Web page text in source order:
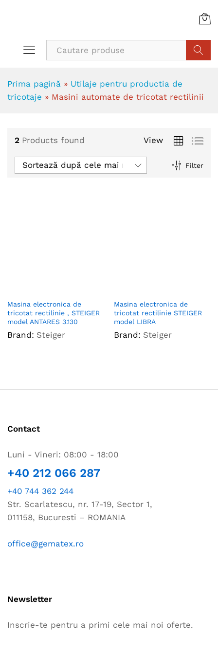
Prima pagină » Utilaje pentru productia de
tricotaje » Masini automate de tricotat rectilinii
2 Products found View
Filter
Sortează după cele mai recente
Masina electronica de
tricotat rectilinie , STEIGER
model ANTARES 3.130
Brand: Steiger
Masina electronica de
tricotat rectilinie STEIGER
model LIBRA
Brand: Steiger
Contact
Luni - Vineri: 08:00 - 18:00
+40 212 066 287
+40 744 362 244
Str. Scarlatescu, nr. 17-19, Sector 1,
011158, Bucuresti – ROMANIA
office@gematex.ro
Newsletter
Inscrie-te pentru a primi cele mai noi oferte.